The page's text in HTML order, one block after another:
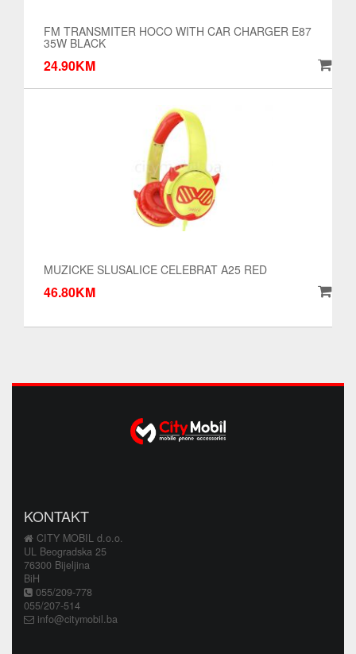
FM TRANSMITER HOCO WITH CAR CHARGER E87
35W BLACK
24.90KM
MUZICKE SLUSALICE CELEBRAT A25 RED
46.80KM
KONTAKT
CITY MOBIL d.o.o.
UL Beogradska 25
76300 Bijeljina
BiH
055/209-778
055/207-514
info@citymobil.ba